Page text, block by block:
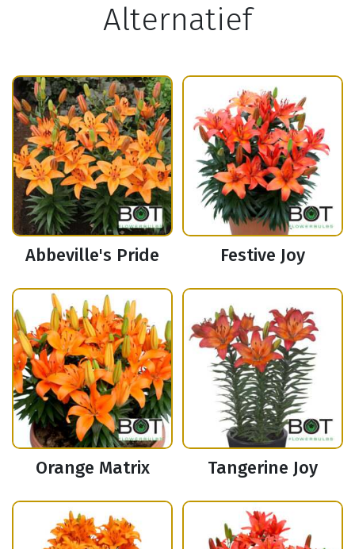
Alternatief
Abbeville's Pride Festive Joy
Orange Matrix Tangerine Joy